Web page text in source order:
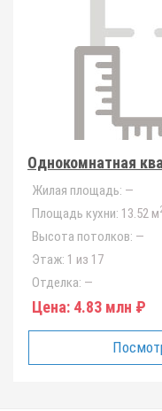
Однокомнатная
Жилая площадь: —
Площадь кухни: 13.52 м
Высота потолков: —
Этаж: 1 из 17
Отделка: —
Цена: 4.83 млн ₽